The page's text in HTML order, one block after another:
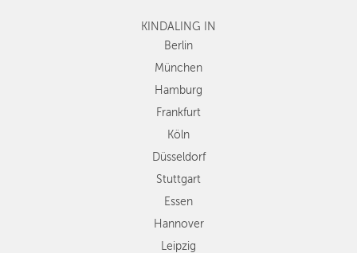
Köln
Düsseldorf
Stuttgart
Essen
Dresden
Nürnberg
Wien
Zürich
Andere
Regionen
KINDALING IN
Berlin
München
Hamburg
Frankfurt
Köln
Düsseldorf
Stuttgart
Essen
Hannover
Leipzig